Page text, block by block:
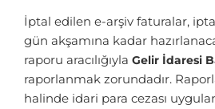
İptal edilen e-arşiv faturalar,
gün akşamına kadar
raporu aracılığıyla Gelir İdaresi
raporlanmak zorundadır.
halinde idari para cezası